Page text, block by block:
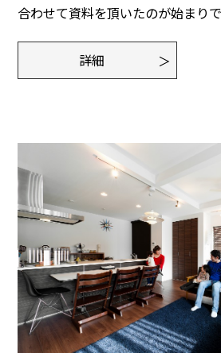
合わせて資料を頂いたのが始まりで
詳細